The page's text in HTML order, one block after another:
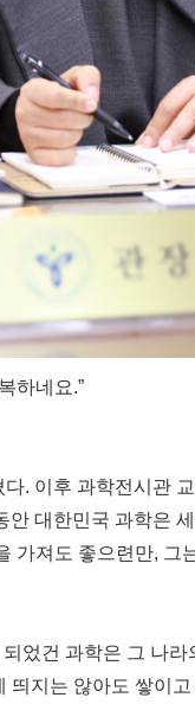
하네요.”
. 이후 과학전시관
대한민국 과학은
가져도 좋으련만, 그
었건 과학은 그 나
지는 않아도 쌓이